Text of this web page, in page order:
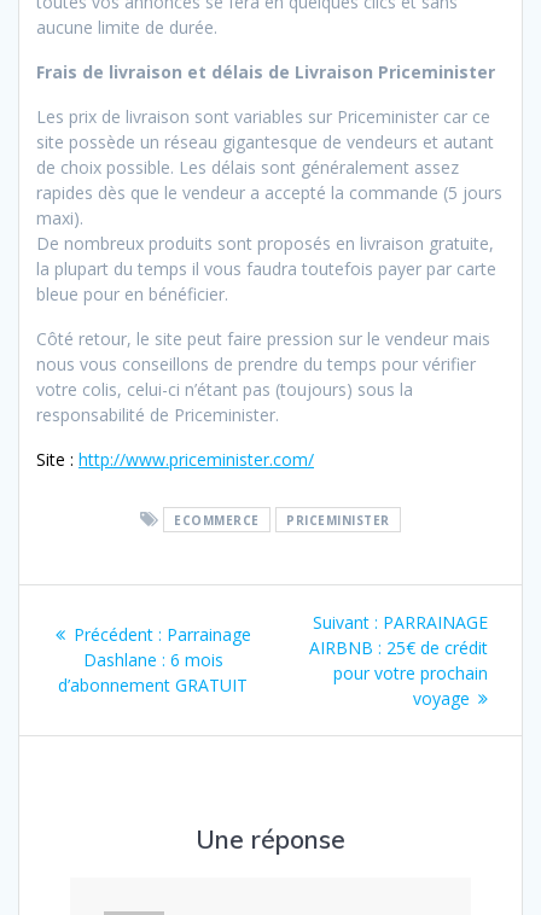
aucune limite de durée.
Frais de livraison et délais de Livraison Priceminister
Les prix de livraison sont variables sur Priceminister car ce
site possède un réseau gigantesque de vendeurs et autant
de choix possible. Les délais sont généralement assez
rapides dès que le vendeur a accepté la commande (5 jours
maxi).
De nombreux produits sont proposés en livraison gratuite,
la plupart du temps il vous faudra toutefois payer par carte
bleue pour en bénéficier.
Côté retour, le site peut faire pression sur le vendeur mais
nous vous conseillons de prendre du temps pour vérifier
votre colis, celui-ci n’étant pas (toujours) sous la
responsabilité de Priceminister.
Site : http://www.priceminister.com/
ECOMMERCE PRICEMINISTER
l’article
Précédent : Article
précédent
:
Parrainage
Dashlane : 6 mois
d’abonnement GRATUIT
Suivant : Article
suivant
:
PARRAINAGE
AIRBNB : 25€ de crédit
pour votre prochain
voyage
Une réponse